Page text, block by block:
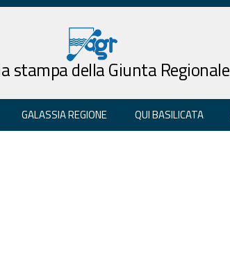
stampa della Giunta Regionale
GALASSIA REGIONE QUI BASILICATA